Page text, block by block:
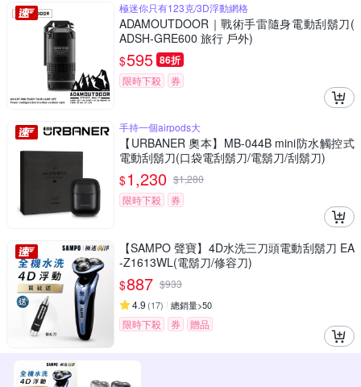
極迷你只有123克/3D浮動網格
ADAMOUTDOOR｜戰術手雷隨身電動刮鬍刀(
ADSH-GRE600 旅行 戶外)
$595 86折
限時下殺 券
手持一個airpods大
【URBANER 奧本】MB-044B mini防水觸控式
電動刮鬍刀(口袋電刮鬍刀/電鬍刀/刮鬍刀)
$1,230 $1,280
限時下殺
券
【SAMPO 聲寶】4D水洗三刀頭電動刮鬍刀 EA
-Z1613WL(電鬍刀/修容刀)
$887 $933
4.9 (17) 總銷量>50
限時下殺 券 贈品